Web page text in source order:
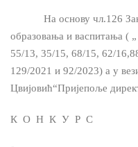
На основу чл.126
образовања и васпитања (
55/13, 35/15, 68/15, 62/
129/2021 и 92/2023) а у
Цвијовић“Пријепоље
К О Н К У Р С